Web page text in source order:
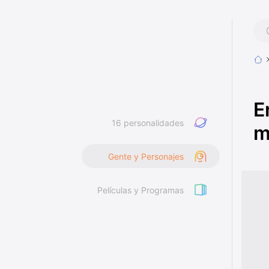
16 personalidades
Gente y Personajes
Películas y Programas